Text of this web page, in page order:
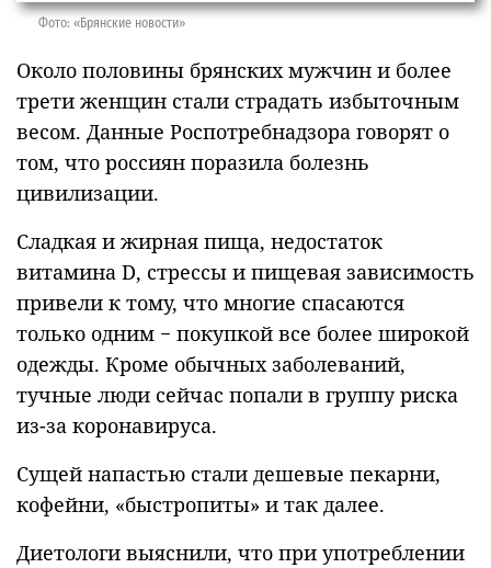
Фото: «Брянские новости»
Около половины брянских мужчин и более
трети женщин стали страдать избыточным
весом. Данные Роспотребнадзора говорят о
том, что россиян поразила болезнь
цивилизации.
Сладкая и жирная пища, недостаток
витамина D, стрессы и пищевая зависимость
привели к тому, что многие спасаются
только одним − покупкой все более широкой
одежды. Кроме обычных заболеваний,
тучные люди сейчас попали в группу риска
из-за коронавируса.
Сущей напастью стали дешевые пекарни,
кофейни, «быстропиты» и так далее.
Диетологи выяснили, что при употреблении